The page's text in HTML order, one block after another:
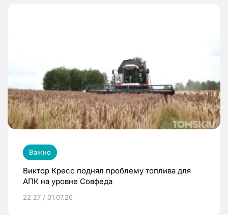
Важно
Виктор Кресс поднял проблему топлива для
АПК на уровне Совфеда
22:27 / 01.07.26